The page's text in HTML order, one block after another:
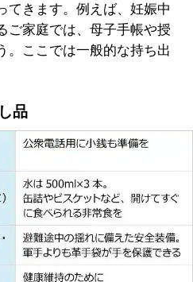
てきます。例えば、妊娠中
ご家庭では、母子手帳や授
。ここでは一般的な持ち出
品